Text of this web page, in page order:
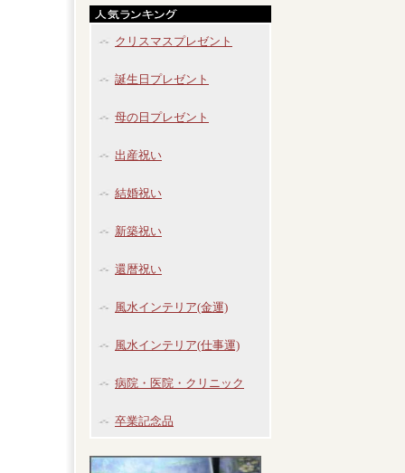
クリスマスプレゼント
誕生日プレゼント
母の日プレゼント
出産祝い
結婚祝い
新築祝い
還暦祝い
風水インテリア(金運)
風水インテリア(仕事運)
病院・医院・クリニック
卒業記念品